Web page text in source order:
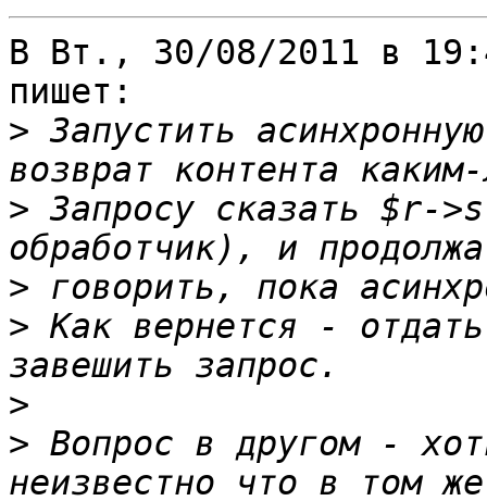
В Вт., 30/08/2011 в
пишет:
> Запустить
> Запросу сказать $r-
>
> Как вернется -
>
> Вопрос в другом -